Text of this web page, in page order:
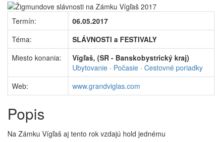
Termín:
06.05.2017
Téma:
SLÁVNOSTI a FESTIVALY
Miesto konania:
Vígľaš, (SR - Banskobystrický kraj)
Ubytovanie · Počasie · Cestovné poriadky
Web:
www.grandviglas.com
Popis
Na Zámku Vígľaš aj tento rok vzdajú hold jednému